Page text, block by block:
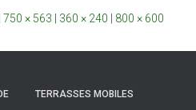
750 × 563 | 360 × 240 | 800 × 600
TERRASSES MOBILES